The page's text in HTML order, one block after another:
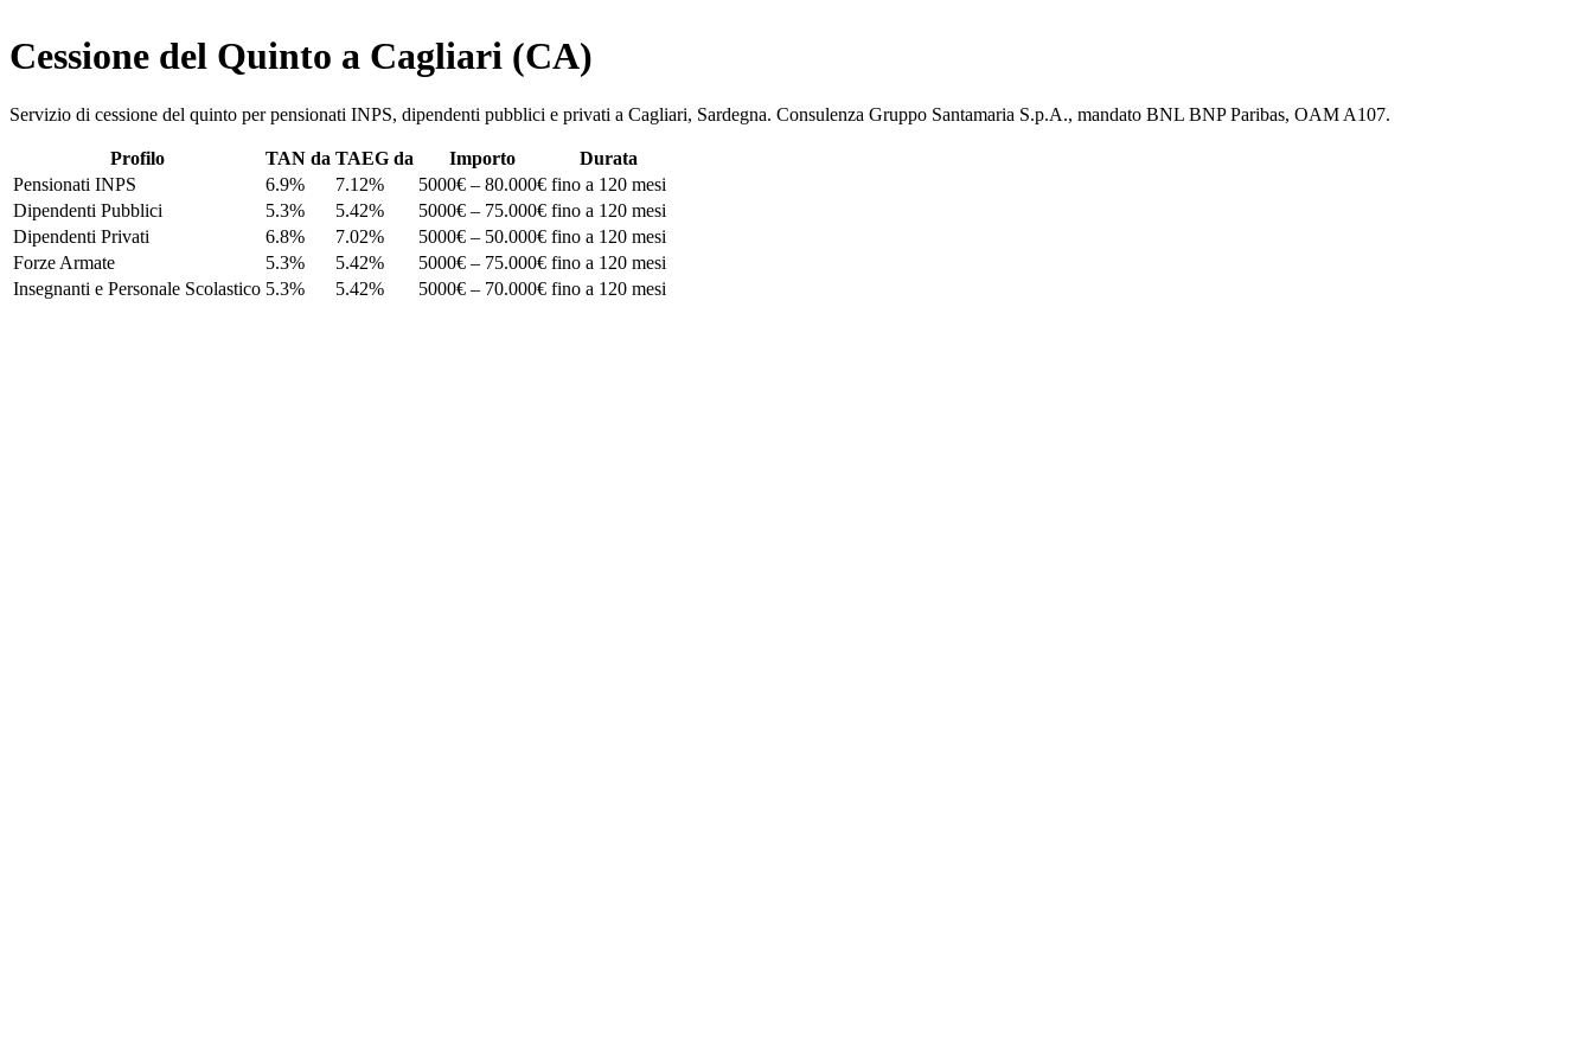
Cessione del Quinto a Cagliari (CA)
Servizio di cessione del quinto per pensionati INPS, dipendenti pubblici e privati a Cagliari, Sardegna. Consulenza Gruppo Santamaria S.p.A., mandato BNL BNP Paribas, OAM A107.
Profilo TAN da TAEG da Importo
Durata
Pensionati INPS
6.9% 7.12% 5000€ – 80.000€ fino a 120 mesi
Dipendenti Pubblici
5.3% 5.42% 5000€ – 75.000€ fino a 120 mesi
Dipendenti Privati
6.8% 7.02% 5000€ – 50.000€ fino a 120 mesi
Forze Armate
5.3% 5.42% 5000€ – 75.000€ fino a 120 mesi
Insegnanti e Personale Scolastico 5.3% 5.42% 5000€ – 70.000€ fino a 120 mesi